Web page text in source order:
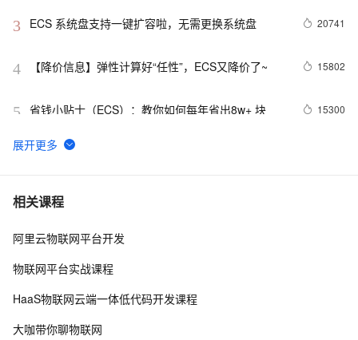
3 ECS 系统盘支持一键扩容啦，无需更换系统盘 20741
4 【降价信息】弹性计算好“任性”，ECS又降价了~ 15802
5 省钱小贴士（ECS）：教你如何每年省出8w+ 块 15300
6 ECS 新版移动端购买发布啦！！！
7 阿里云基础产品技术月刊 2019年4月
8 云服务器ECS还原安全组规则功能介绍 安全组规则
10Mac神兵利器（四）时间管理工具
相关课程
阿里云物联网平台开发
物联网平台实战课程
HaaS物联网云端一体低代码开发课程
大咖带你聊物联网